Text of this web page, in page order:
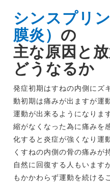
シンスプリ
膜炎） の
主な原因と
どうなるか
発症初期はすねの内側にズ
動初期は痛みが出ますが運
運動が出来るようになりま
縮がなくなった為に痛みを
化すると炎症が強くなり運
くすねの内側の骨の痛みが
自然に回復する人もいます
もかかわらず運動を続ける